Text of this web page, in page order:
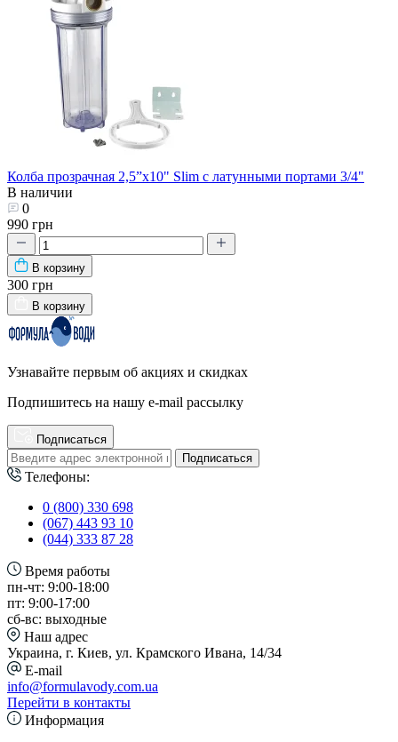
Колба прозрачная 2,5”х10" Slim с латунными портами 3/4"
В наличии
0
990 грн
В корзину
300 грн
В корзину
Узнавайте первым об акциях и скидках
Подпишитесь на нашу e-mail рассылку
Подписаться
Подписаться
Телефоны:
0 (800) 330 698
(067) 443 93 10
(044) 333 87 28
Время работы
пн-чт: 9:00-18:00
пт: 9:00-17:00
сб-вс: выходные
Наш адрес
Украина, г. Киев, ул. Крамского Ивана, 14/34
E-mail
info@formulavody.com.ua
Перейти в контакты
Информация